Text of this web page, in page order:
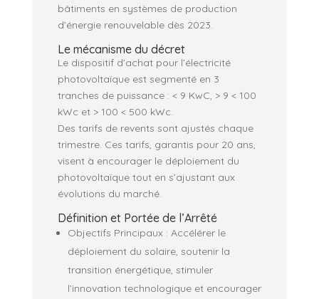
bâtiments en systèmes de production
d’énergie renouvelable dès 2023.
Le mécanisme du décret
Le dispositif d’achat pour l’électricité
photovoltaïque est segmenté en 3
tranches de puissance : < 9 KwC, > 9 < 100
kWc et > 100 < 500 kWc.
Des tarifs de revents sont ajustés chaque
trimestre. Ces tarifs, garantis pour 20 ans,
visent à encourager le déploiement du
photovoltaïque tout en s’ajustant aux
évolutions du marché.
Définition et Portée de l’Arrêté
Objectifs Principaux : Accélérer le
déploiement du solaire, soutenir la
transition énergétique, stimuler
l’innovation technologique et encourager